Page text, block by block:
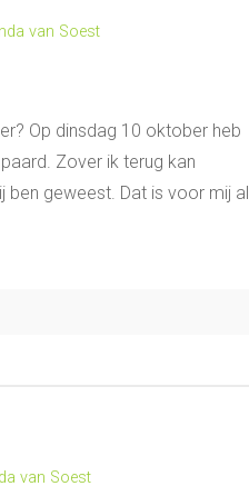
van Soest
Op dinsdag 10 oktober heb
Zover ik terug kan
geweest. Dat is voor mij al
van Soest